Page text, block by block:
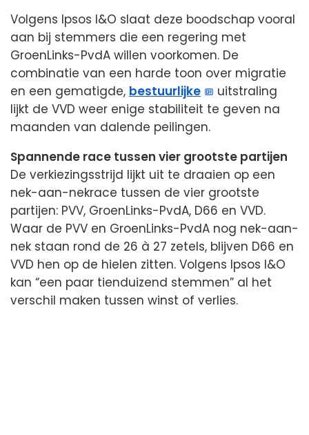
Volgens Ipsos I&O slaat deze boodschap vooral
aan bij stemmers die een regering met
GroenLinks-PvdA willen voorkomen. De
combinatie van een harde toon over migratie
en een gematigde, bestuurlijke
uitstraling
lijkt de VVD weer enige stabiliteit te geven na
maanden van dalende peilingen.
Spannende race tussen vier grootste partijen
De verkiezingsstrijd lijkt uit te draaien op een
nek-aan-nekrace tussen de vier grootste
partijen: PVV, GroenLinks-PvdA, D66 en VVD.
Waar de PVV en GroenLinks-PvdA nog nek-aan-
nek staan rond de 26 à 27 zetels, blijven D66 en
VVD hen op de hielen zitten. Volgens Ipsos I&O
kan “een paar tienduizend stemmen” al het
verschil maken tussen winst of verlies.